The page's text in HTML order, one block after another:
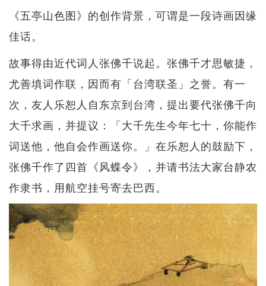
《五亭山色图》的创作背景，可谓是一段诗画因缘
佳话。
故事得由近代词人张佛千说起。张佛千才思敏捷，
尤善填词作联，因而有「台湾联圣」之誉。有一
次，友人乐恕人自东京到台湾，提出要代张佛千向
大千求画，并提议：「大千先生今年七十，你能作
词送他，他自会作画送你。」在乐恕人的鼓励下，
张佛千作了四首《风蝶令》，并请书法大家台静农
作隶书，用航空挂号寄去巴西。